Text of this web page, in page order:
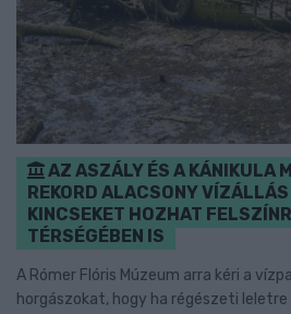
AZ ASZÁLY ÉS A KÁNIKULA
REKORD ALACSONY
KINCSEKET HOZHAT
TÉRSÉGÉBEN IS
A Rómer Flóris Múzeum arra kéri a
horgászokat, hogy ha régészeti